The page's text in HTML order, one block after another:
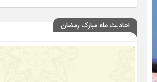
احادیث ماه مبارک رمضان